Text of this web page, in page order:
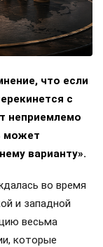
что если
с
неприемлемо
может
варианту».
во время
и западной
весьма
которые